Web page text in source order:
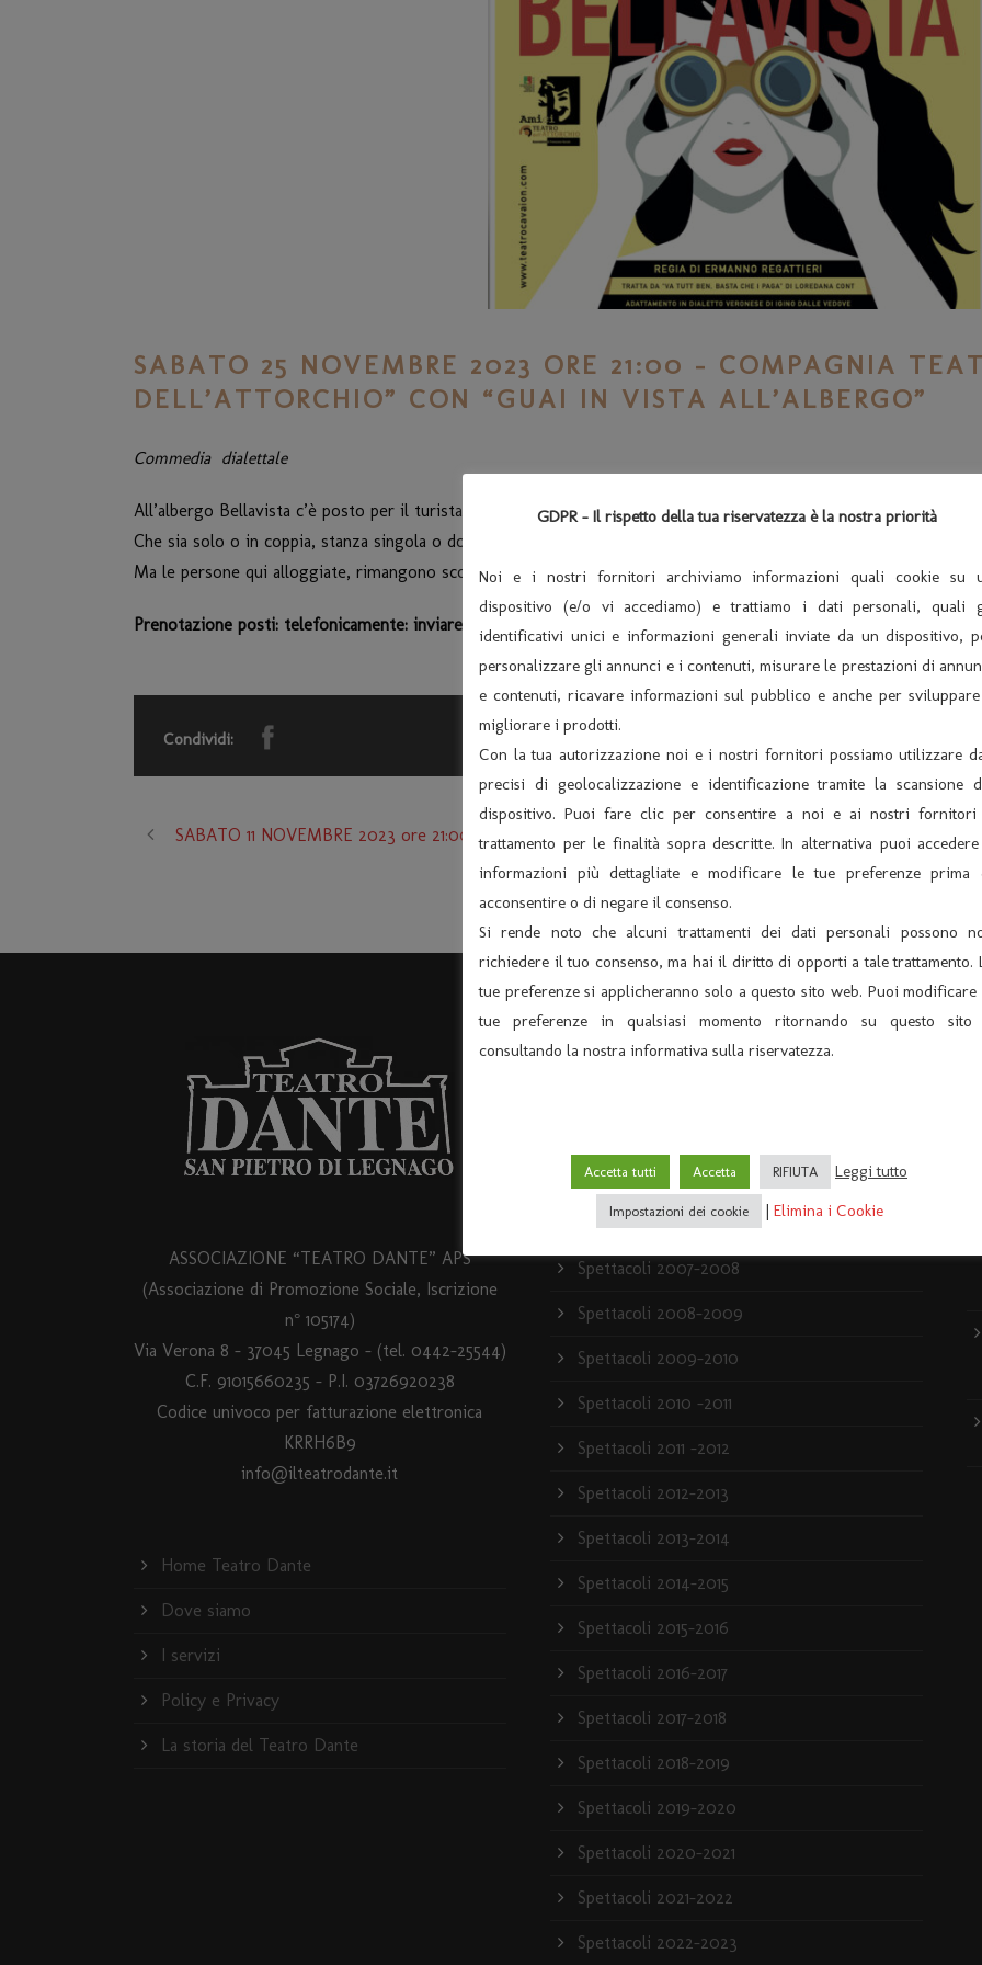
SABATO 25 NOVEMBRE 2023 ORE 21:00 – COMPAGNIA
DELL’ATTORCHIO” CON “GUAI IN VISTA ALL’ALBERGO”
Commedia dialettale
All’albergo Bellavista c’è posto per il turista e per chiunque di passaggio, fa una tappa del suo viaggio.
Che sia solo o in coppia, stanza singola o doppia, che si fermino per i fanghi o per riposare, l’importante è “che i
Ma le persone qui alloggiate, rimangono sconcertate ed alla lunga ci sono guai in vista all’albergo Bellavista.
Prenotazione posti: telefonicamente: inviare un SMS O Whatsapp al n° 3664415197
Condividi:
SABATO 11 NOVEMBRE 2023 ore 21:00 – Compagnia Teatrale “LA CALANDRA” “L’ALTRO LATO DEL
DOMENICA 17 DICEMBRE – ore 17:00
ASSOCIAZIONE “TEATRO DANTE” APS
(Associazione di Promozione Sociale, Iscrizione
n° 105174)
Via Verona 8 – 37045 Legnago – (tel. 0442-25544)
C.F. 91015660235 - P.I. 03726920238
Codice univoco per fatturazione elettronica
KRRH6B9
info@ilteatrodante.it
Home Teatro Dante
Dove siamo
I servizi
Policy e Privacy
La storia del Teatro Dante
ARCHIVIO
News
Rassegna stampa
Spettacoli 2007-2008
Spettacoli 2008-2009
Spettacoli 2009-2010
Spettacoli 2010 -2011
Spettacoli 2011 -2012
Spettacoli 2012-2013
Spettacoli 2013-2014
Spettacoli 2014-2015
Spettacoli 2015-2016
Spettacoli 2016-2017
Spettacoli 2017-2018
Spettacoli 2018-2019
Spettacoli 2019-2020
Spettacoli 2020-2021
Spettacoli 2021-2022
Spettacoli 2022-2023
GDPR - Il rispetto della tua riservatezza è la nostra priorità
Noi e i nostri fornitori archiviamo informazioni quali cookie su
dispositivo (e/o vi accediamo) e trattiamo i dati personali, quali
identificativi unici e informazioni generali inviate da un dispositivo,
personalizzare gli annunci e i contenuti, misurare le prestazioni di
e contenuti, ricavare informazioni sul pubblico e anche per
migliorare i prodotti.
Con la tua autorizzazione noi e i nostri fornitori possiamo utilizzare
precisi di geolocalizzazione e identificazione tramite la scansione
dispositivo. Puoi fare clic per consentire a noi e ai nostri
trattamento per le finalità sopra descritte. In alternativa puoi
informazioni più dettagliate e modificare le tue preferenze prima
acconsentire o di negare il consenso.
Si rende noto che alcuni trattamenti dei dati personali possono
richiedere il tuo consenso, ma hai il diritto di opporti a tale trattamento.
tue preferenze si applicheranno solo a questo sito web. Puoi modificare
tue preferenze in qualsiasi momento ritornando su questo sito
consultando la nostra informativa sulla riservatezza.
Accetta tutti Accetta RIFIUTA Leggi tutto
Impostazioni dei cookie | Elimina i Cookie